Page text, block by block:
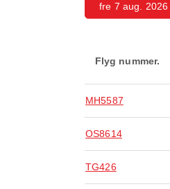
fre 7 aug. 2026
Flyg nummer.
MH5587
OS8614
TG426